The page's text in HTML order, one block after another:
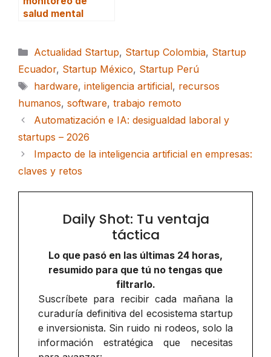
salud mental
Categorías
Actualidad Startup, Startup Colombia, Startup
Ecuador, Startup México, Startup Perú
Etiquetas
hardware, inteligencia artificial, recursos
humanos, software, trabajo remoto
Automatización e IA: desigualdad laboral y
startups – 2026
Impacto de la inteligencia artificial en empresas:
claves y retos
Daily Shot: Tu ventaja
táctica
Lo que pasó en las últimas 24 horas,
resumido para que tú no tengas que
filtrarlo.
Suscríbete para recibir cada mañana la
curaduría definitiva del ecosistema startup
e inversionista. Sin ruido ni rodeos, solo la
información estratégica que necesitas